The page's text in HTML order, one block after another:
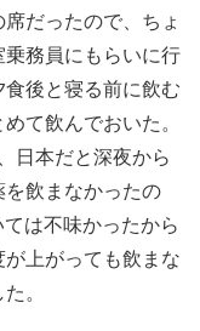
だったので、ちょ
務員にもらいに行
後と寝る前に飲む
て飲んでおいた。
日本だと深夜から
飲まなかったの
は不味かったから
上がっても飲まな
。